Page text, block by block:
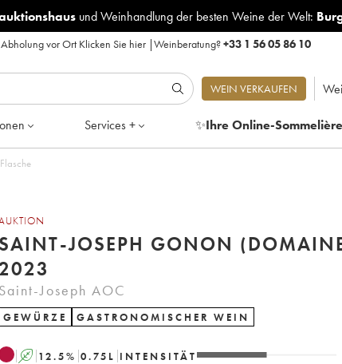
und Weinhandlung der besten Weine der Welt:
Abholung vor Ort Klicken Sie hier|Weinberatung?+33 1 56 05 86 10
WEIN VERKAUFEN
Services + ✨Ihre Online-Sommelière
SAINT-JOSEPH GONON
Saint-Joseph AOC
GEWÜRZE GASTRONOMISCHER WEIN
A 12.5% 0.75 L INTENSITÄT